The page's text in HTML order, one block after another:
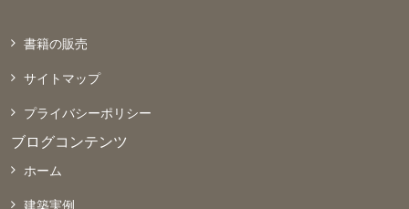
書籍の販売
サイトマップ
プライバシーポリシー
ブログコンテンツ
ホーム
建築実例